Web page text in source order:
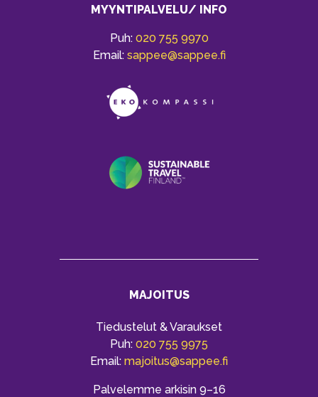
MYYNTIPALVELU/ INFO
Puh: 020 755 9970
Email: sappee@sappee.fi
MAJOITUS
Tiedustelut & Varaukset
Puh: 020 755 9975
Email: majoitus@sappee.fi
Palvelemme arkisin 9–16